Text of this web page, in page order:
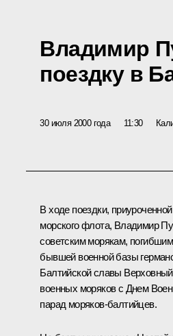
Владимир
поездку в
30 июля 2000 года 11:30
В ходе поездки,
морского флота, Владимир
советским морякам, погибшим
бывшей военной базы
Балтийской славы
военных моряков с Днем
парад моряков-балтийцев.